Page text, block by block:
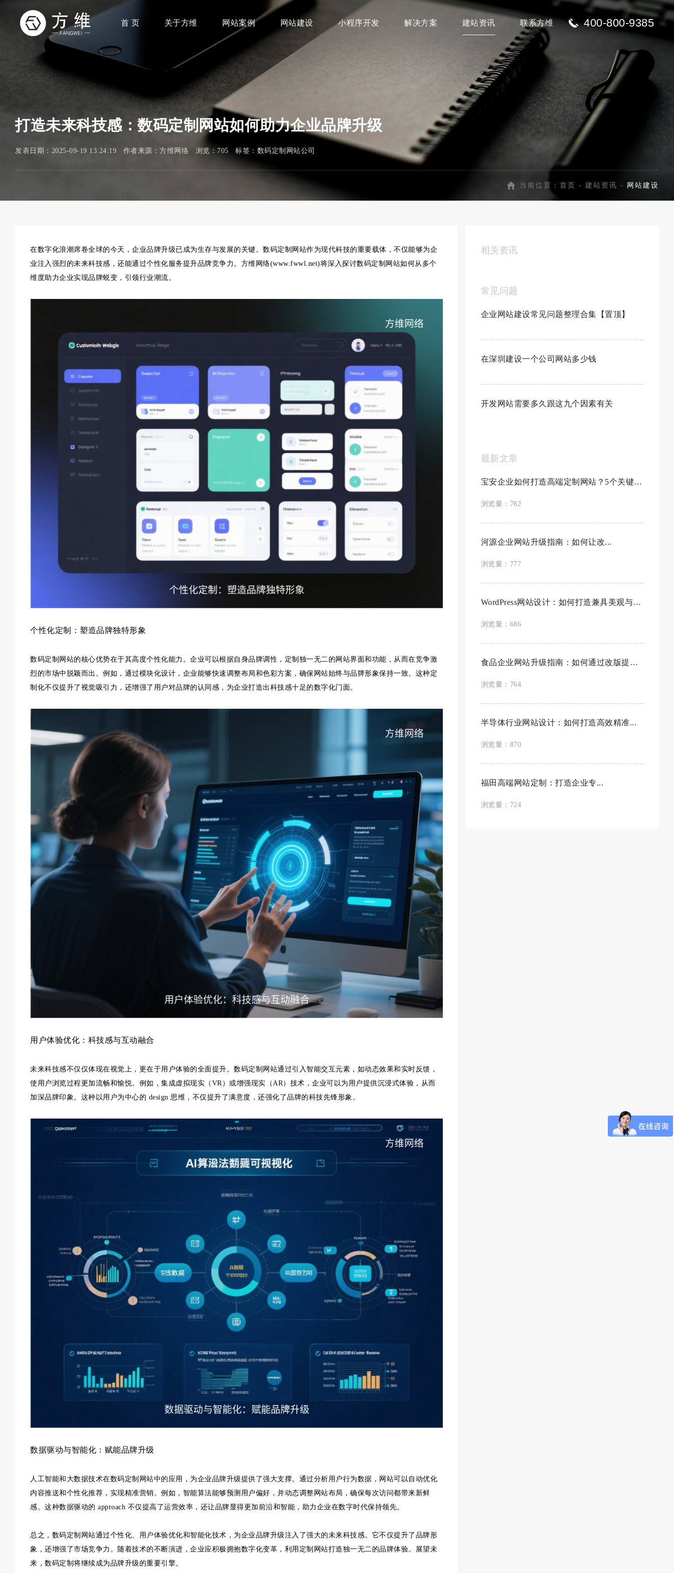
首 页 关于方维 网站案例 网站建设 小程序开发 解决方案 建站资讯 联系方维 400-800-9385
打造未来科技感：数码定制网站如何助力企业品牌升级
发表日期：2025-09-19 13:24:19 作者来源：方维网络 浏览：705 标签： 数码定制网站公司
当前位置： 首页 - 建站资讯 - 网站建设
在数字化浪潮席卷全球的今天，企业品牌升级已成为生存与发展的关键。数码定制网站作为现代科技的重要载体，不仅能够为企
业注入强烈的未来科技感，还能通过个性化服务提升品牌竞争力。方维网络(www.fwwl.net)将深入探讨数码定制网站如何从多个
维度助力企业实现品牌蜕变，引领行业潮流。
个性化定制：塑造品牌独特形象
数码定制网站的核心优势在于其高度个性化能力。企业可以根据自身品牌调性，定制独一无二的网站界面和功能，从而在竞争激
烈的市场中脱颖而出。例如，通过模块化设计，企业能够快速调整布局和色彩方案，确保网站始终与品牌形象保持一致。这种定
制化不仅提升了视觉吸引力，还增强了用户对品牌的认同感，为企业打造出科技感十足的数字化门面。
用户体验优化：科技感与互动融合
未来科技感不仅仅体现在视觉上，更在于用户体验的全面提升。数码定制网站通过引入智能交互元素，如动态效果和实时反馈，
使用户浏览过程更加流畅和愉悦。例如，集成虚拟现实（VR）或增强现实（AR）技术，企业可以为用户提供沉浸式体验，从而
加深品牌印象。这种以用户为中心的 design 思维，不仅提升了满意度，还强化了品牌的科技先锋形象。
数据驱动与智能化：赋能品牌升级
人工智能和大数据技术在数码定制网站中的应用，为企业品牌升级提供了强大支撑。通过分析用户行为数据，网站可以自动优化
内容推送和个性化推荐，实现精准营销。例如，智能算法能够预测用户偏好，并动态调整网站布局，确保每次访问都带来新鲜
感。这种数据驱动的 approach 不仅提高了运营效率，还让品牌显得更加前沿和智能，助力企业在数字时代保持领先。
总之，数码定制网站通过个性化、用户体验优化和智能化技术，为企业品牌升级注入了强大的未来科技感。它不仅提升了品牌形
象，还增强了市场竞争力。随着技术的不断演进，企业应积极拥抱数字化变革，利用定制网站打造独一无二的品牌体验。展望未
来，数码定制将继续成为品牌升级的重要引擎。
相关资讯
常见问题
企业网站建设常见问题整理合集【置顶】
在深圳建设一个公司网站多少钱
开发网站需要多久跟这九个因素有关
最新文章
宝安企业如何打造高端定制网站？5个关键步...
浏览量：782
河源企业网站升级指南：如何让改...
浏览量：777
WordPress网站设计：如何打造兼具美观与功能...
浏览量：686
食品企业网站升级指南：如何通过改版提升...
浏览量：764
半导体行业网站设计：如何打造高效精准...
浏览量：870
福田高端网站定制：打造企业专...
浏览量：724